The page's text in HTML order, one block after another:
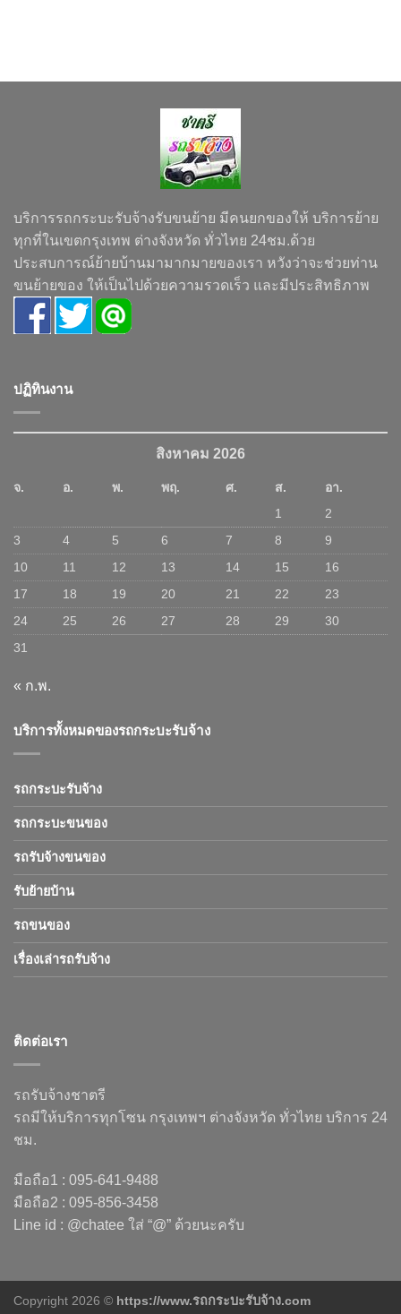
บริการรถกระบะรับจ้างรับขนย้าย มีคนยกของให้ บริการย้าย
ทุกที่ในเขตกรุงเทพ ต่างจังหวัด ทั่วไทย 24ชม.ด้วย
ประสบการณ์ย้ายบ้านมามากมายของเรา หวังว่าจะช่วยท่าน
ขนย้ายของ ให้เป็นไปด้วยความรวดเร็ว และมีประสิทธิภาพ
ปฏิทินงาน
สิงหาคม 2026
จ. อ. พ. พฤ. ศ. ส.
อา.
1
2
3
4 5 6 7 8
9
10
11 12 13 14 15
16
17
18 19 20 21 22
23
24
25 26 27 28 29
30
31
« ก.พ.
บริการทั้งหมดของรถกระบะรับจ้าง
รถกระบะรับจ้าง
รถกระบะขนของ
รถรับจ้างขนของ
รับย้ายบ้าน
รถขนของ
เรื่องเล่ารถรับจ้าง
ติดต่อเรา
รถรับจ้างชาตรี
รถมีให้บริการทุกโซน กรุงเทพฯ ต่างจังหวัด ทั่วไทย บริการ 24
ชม.
มือถือ1 : 095-641-9488
มือถือ2 : 095-856-3458
Line id : @chatee ใส่ “@” ด้วยนะครับ
Copyright 2026 © https://www.รถกระบะรับจ้าง.com